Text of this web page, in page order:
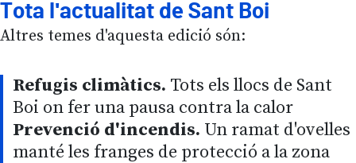
Tota l'actualitat de Sant Boi
Altres temes d'aquesta edició són:
Refugis climàtics. Tots els llocs de Sant
Boi on fer una pausa contra la calor
Prevenció d'incendis. Un ramat d'ovelles
manté les franges de protecció a la zona